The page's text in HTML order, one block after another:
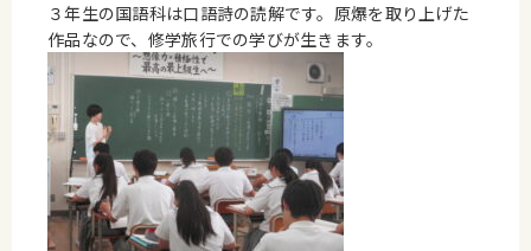
３年生の国語科は口語詩の読解です。原爆を取り上げた
作品なので、修学旅行での学びが生きます。